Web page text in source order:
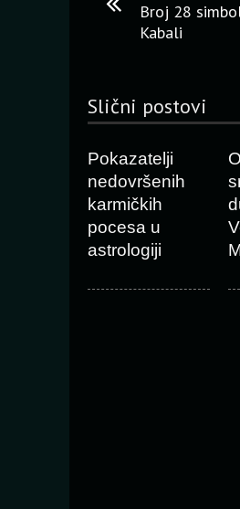
Broj 28
Kabali
Slični postovi
Pokazatelji
nedovršenih
karmičkih
pocesa u
astrologiji